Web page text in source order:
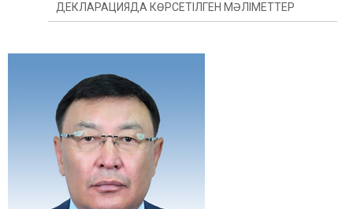
ДЕКЛАРАЦИЯДА КӨРСЕТІЛГЕН МӘЛІМЕТТЕР